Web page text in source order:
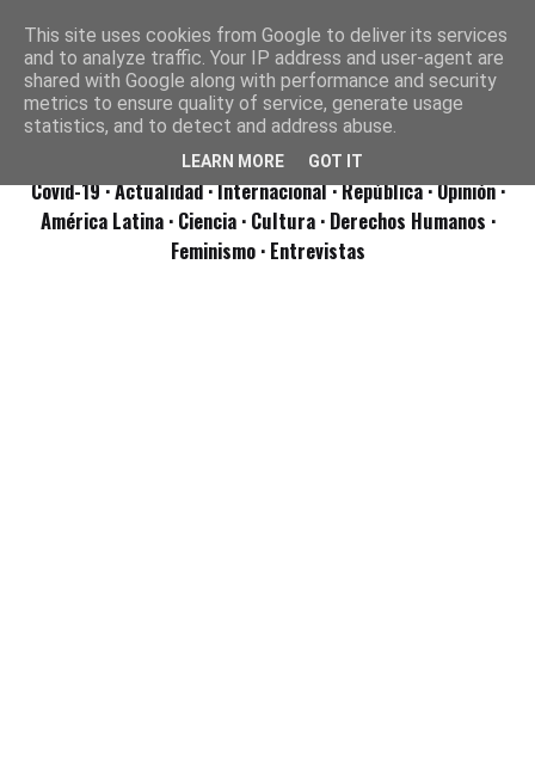
Covid-19· Actualidad· Internacional· República· Opinión·
América Latina · Ciencia · Cultura · Derechos Humanos ·
Feminismo · Entrevistas
This site uses cookies from Google to deliver its services
and to analyze traffic. Your IP address and user-agent are
shared with Google along with performance and security
metrics to ensure quality of service, generate usage
statistics, and to detect and address abuse.
LEARN MORE GOT IT